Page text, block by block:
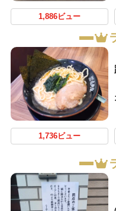
1,886ビュー
1,736ビュー